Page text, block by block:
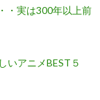
・実は300年以上前
いアニメBEST５